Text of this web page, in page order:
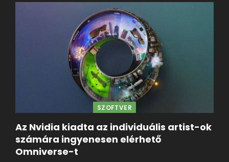
SZOFTVER
Az Nvidia kiadta az individuális artist-ok
számára ingyenesen elérhető
Omniverse-t